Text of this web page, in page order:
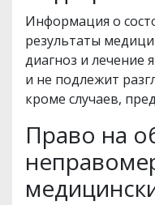
Информация о
результаты
диагноз и лечение
и не подлежит
кроме случаев,
Право на